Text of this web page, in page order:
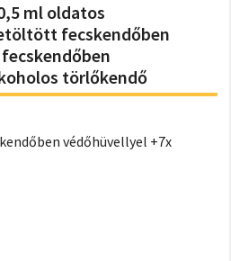
ml oldatos
fecskendőben
törlőkendő
védőhüvellyel +7x